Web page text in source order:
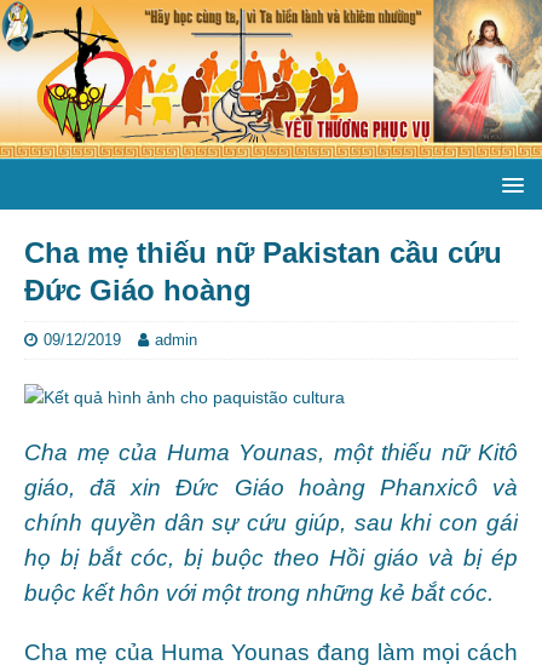
Cha mẹ thiếu nữ Pakistan cầu cứu
Đức Giáo hoàng
09/12/2019 admin
Cha mẹ của Huma Younas, một thiếu nữ Kitô
giáo, đã xin Đức Giáo hoàng Phanxicô và
chính quyền dân sự cứu giúp, sau khi con gái
họ bị bắt cóc, bị buộc theo Hồi giáo và bị ép
buộc kết hôn với một trong những kẻ bắt cóc.
Cha mẹ của Huma Younas đang làm mọi cách